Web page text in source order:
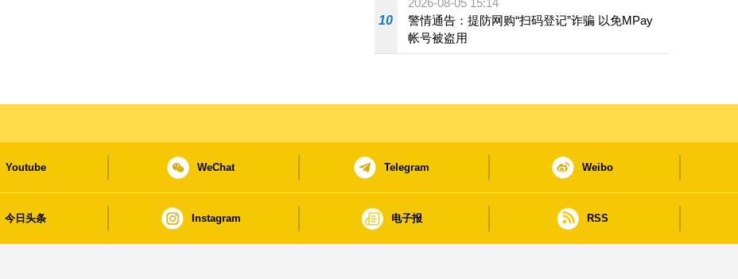
10
警情通告：提防网购“扫码登记”诈骗 以免MPay
帐号被盗用
Youtube WeChat Telegram Weibo
今日头条 Instagram 电子报 RSS